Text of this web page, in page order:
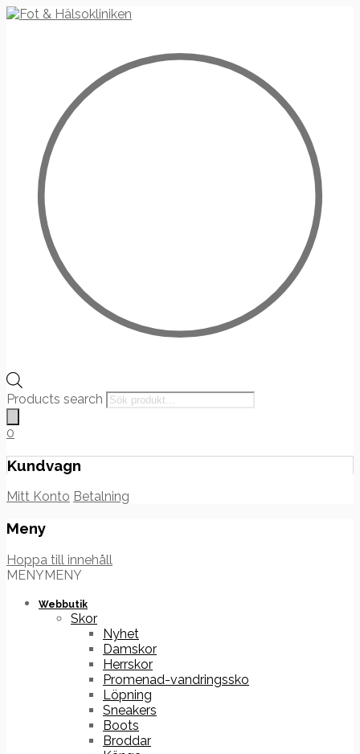
Products search
0
Kundvagn
Mitt Konto Betalning
Meny
Hoppa till innehåll
MENYMENY
Webbutik
Skor
Nyhet
Damskor
Herrskor
Promenad-vandringssko
Löpning
Sneakers
Boots
Broddar